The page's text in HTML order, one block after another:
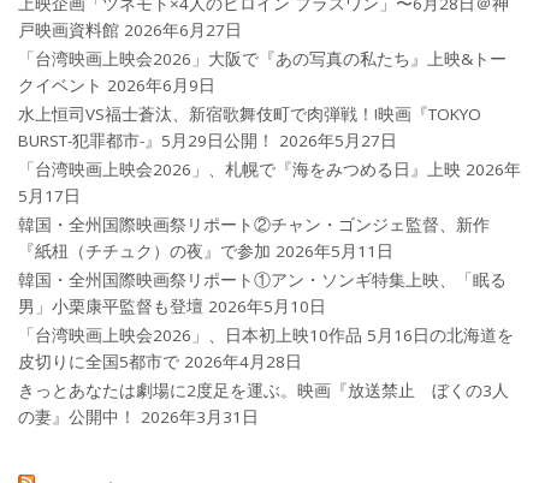
戸映画資料館 2026年6月27日
「台湾映画上映会2026」大阪で『あの写真の私たち』上映&トー
クイベント 2026年6月9日
水上恒司VS福士蒼汰、新宿歌舞伎町で肉弾戦！!映画『TOKYO
BURST-犯罪都市-』5月29日公開！
2026年5月27日
「台湾映画上映会2026」、札幌で『海をみつめる日』上映 2026年
5月17日
韓国・全州国際映画祭リポート②チャン・ゴンジェ監督、新作
『紙杻（チチュク）の夜』で参加 2026年5月11日
韓国・全州国際映画祭リポート①アン・ソンギ特集上映、「眠る
男」小栗康平監督も登壇 2026年5月10日
「台湾映画上映会2026」、日本初上映10作品 5月16日の北海道を
皮切りに全国5都市で 2026年4月28日
きっとあなたは劇場に2度足を運ぶ。映画『放送禁止 ぼくの3人
の妻』公開中！
2026年3月31日